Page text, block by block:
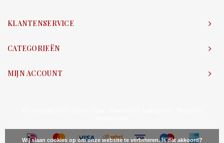
KLANTENSERVICE
CATEGORIEËN
MIJN ACCOUNT
Wij slaan cookies op om onze website te verbeteren. Is dat akkoord?